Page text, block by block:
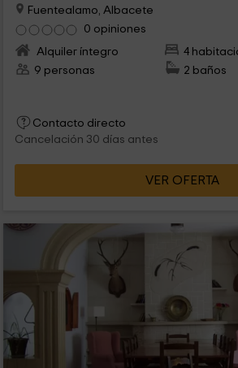
Fuentealamo, Albacete
0 opiniones
Alquiler íntegro
4
9 personas
2 baños
Contacto directo
Cancelación 30 días antes
VER OFERTA